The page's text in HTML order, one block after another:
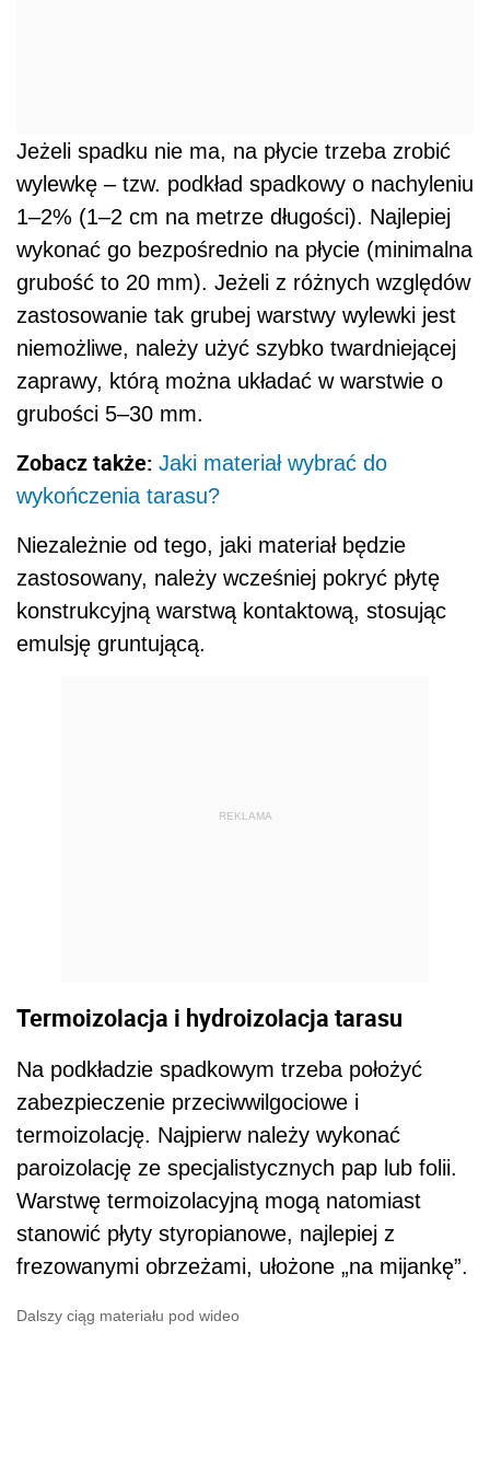
Jeżeli spadku nie ma, na płycie trzeba zrobić
wylewkę – tzw. podkład spadkowy o nachyleniu
1–2% (1–2 cm na metrze długości). Najlepiej
wykonać go bezpośrednio na płycie (minimalna
grubość to 20 mm). Jeżeli z różnych względów
zastosowanie tak grubej warstwy wylewki jest
niemożliwe, należy użyć szybko twardniejącej
zaprawy, którą można układać w warstwie o
grubości 5–30 mm.
Zobacz także: Jaki materiał wybrać do
wykończenia tarasu?
Niezależnie od tego, jaki materiał będzie
zastosowany, należy wcześniej pokryć płytę
konstrukcyjną warstwą kontaktową, stosując
emulsję gruntującą.
REKLAMA
Termoizolacja i hydroizolacja tarasu
Na podkładzie spadkowym trzeba położyć
zabezpieczenie przeciwwilgociowe i
termoizolację. Najpierw należy wykonać
paroizolację ze specjalistycznych pap lub folii.
Warstwę termoizolacyjną mogą natomiast
stanowić płyty styropianowe, najlepiej z
frezowanymi obrzeżami, ułożone „na mijankę”.
Dalszy ciąg materiału pod wideo